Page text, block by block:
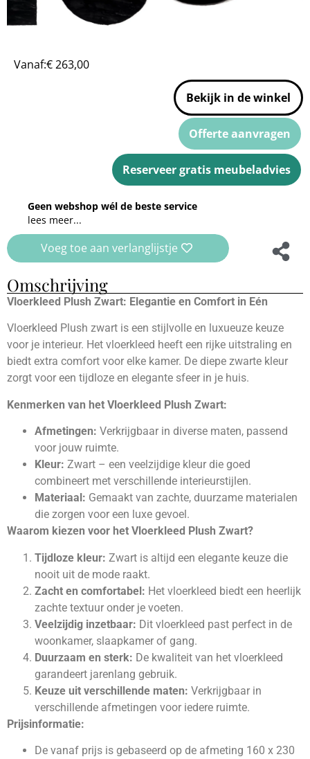
Vanaf:€263,00
Bekijk in de winkel
Offerte aanvragen
Reserveer gratis meubeladvies
Geen webshop wél de beste service
lees meer...
Voeg toe aan verlanglijstje
Omschrijving
Vloerkleed Plush Zwart: Elegantie en Comfort in Eén
Vloerkleed Plush zwart is een stijlvolle en luxueuze keuze
voor je interieur. Het vloerkleed heeft een rijke uitstraling en
biedt extra comfort voor elke kamer. De diepe zwarte kleur
zorgt voor een tijdloze en elegante sfeer in je huis.
Kenmerken van het Vloerkleed Plush Zwart:
Afmetingen: Verkrijgbaar in diverse maten, passend
voor jouw ruimte.
Kleur: Zwart – een veelzijdige kleur die goed
combineert met verschillende interieurstijlen.
Materiaal: Gemaakt van zachte, duurzame materialen
die zorgen voor een luxe gevoel.
Waarom kiezen voor het Vloerkleed Plush Zwart?
Tijdloze kleur: Zwart is altijd een elegante keuze die
nooit uit de mode raakt.
Zacht en comfortabel: Het vloerkleed biedt een heerlijk
zachte textuur onder je voeten.
Veelzijdig inzetbaar: Dit vloerkleed past perfect in de
woonkamer, slaapkamer of gang.
Duurzaam en sterk: De kwaliteit van het vloerkleed
garandeert jarenlang gebruik.
Keuze uit verschillende maten: Verkrijgbaar in
verschillende afmetingen voor iedere ruimte.
Prijsinformatie:
De vanaf prijs is gebaseerd op de afmeting 160 x 230